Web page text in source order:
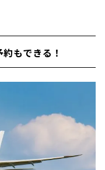
もできる！